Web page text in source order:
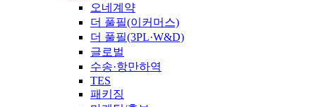
오네계약
더 풀필(이커머스)
더 풀필(3PL·W&D)
글로벌
수송·항만하역
TES
패키징